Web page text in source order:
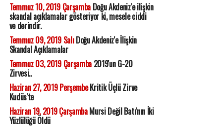
Temmuz 10, 2019 ÇarşambaDoğu Akdeniz'e ilişkin
skandal açıklamalar gösteriyor ki, mesele ciddi
ve derindir.
Temmuz 09, 2019 SalıDoğu Akdeniz'e İlişkin
Skandal Açıklamalar
Temmuz 03, 2019 Çarşamba2019'un G-20
Zirvesi..
Haziran 27, 2019 PerşembeKritik Üçlü Zirve
Kudüs'te
Haziran 19, 2019 ÇarşambaMursi Değil Batı'nın İki
Yüzlülüğü Öldü